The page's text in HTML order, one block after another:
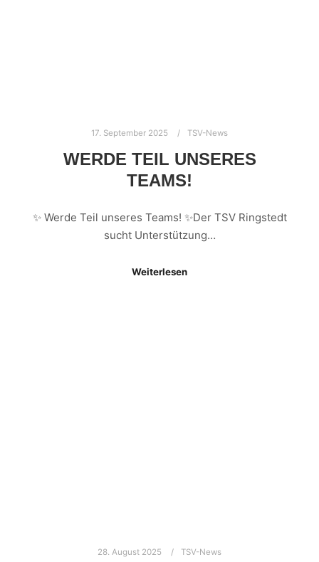
17. September 2025 TSV-News
WERDE TEIL UNSERES
TEAMS!
✨ Werde Teil unseres Teams! ✨Der TSV Ringstedt
sucht Unterstützung…
Weiterlesen
28. August 2025 TSV-News